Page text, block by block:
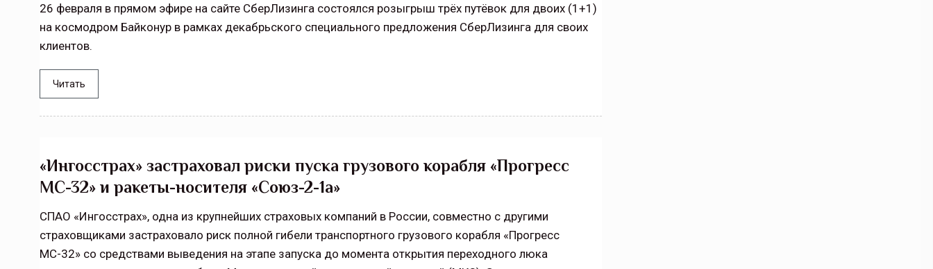
26 февраля в прямом эфире на сайте СберЛизинга состоялся розыгрыш трёх путёвок для двоих (1+1)
на космодром Байконур в рамках декабрьского специального предложения СберЛизинга для своих
клиентов.
Читать
«Ингосстрах» застраховал риски пуска грузового корабля «Прогресс
МС-32» и ракеты-носителя «Союз-2-1а»
СПАО «Ингосстрах», одна из крупнейших страховых компаний в России, совместно с другими
страховщиками застраховало риск полной гибели транспортного грузового корабля «Прогресс
МС-32» со средствами выведения на этапе запуска до момента открытия переходного люка